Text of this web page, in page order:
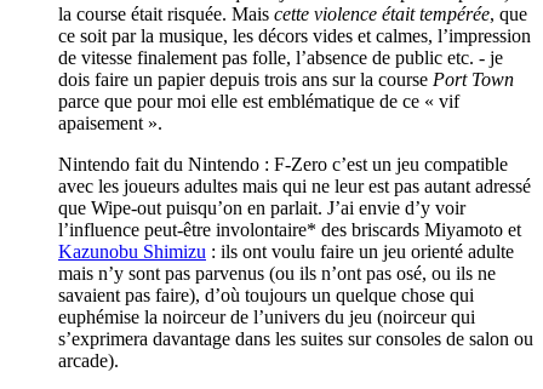
la course était risquée. Mais cette violence était tempérée, que
ce soit par la musique, les décors vides et calmes, l’impression
de vitesse finalement pas folle, l’absence de public etc. - je
dois faire un papier depuis trois ans sur la course Port Town
parce que pour moi elle est emblématique de ce « vif
apaisement ».
Nintendo fait du Nintendo : F-Zero c’est un jeu compatible
avec les joueurs adultes mais qui ne leur est pas autant adressé
que Wipe-out puisqu’on en parlait. J’ai envie d’y voir
l’influence peut-être involontaire* des briscards Miyamoto et
Kazunobu Shimizu : ils ont voulu faire un jeu orienté adulte
mais n’y sont pas parvenus (ou ils n’ont pas osé, ou ils ne
savaient pas faire), d’où toujours un quelque chose qui
euphémise la noirceur de l’univers du jeu (noirceur qui
s’exprimera davantage dans les suites sur consoles de salon ou
arcade).